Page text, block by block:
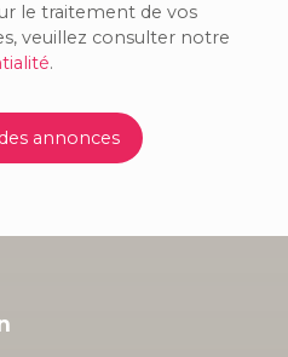
le traitement de vos
veuillez consulter notre
.
annonces